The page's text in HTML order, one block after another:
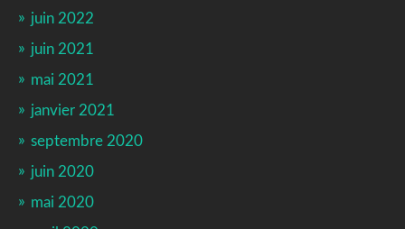
juin 2022
juin 2021
mai 2021
janvier 2021
septembre 2020
juin 2020
mai 2020